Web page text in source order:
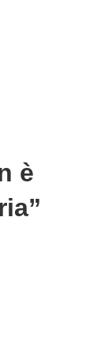
è